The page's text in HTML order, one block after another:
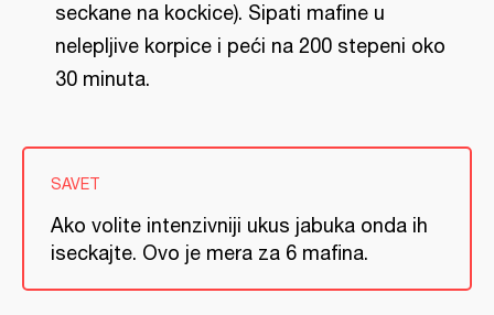
seckane na kockice). Sipati mafine u
nelepljive korpice i peći na 200 stepeni oko
30 minuta.
SAVET
Ako volite intenzivniji ukus jabuka onda ih
iseckajte. Ovo je mera za 6 mafina.